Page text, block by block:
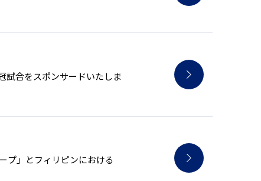
試合をスポンサードいたしま
プ」とフィリピンにおける